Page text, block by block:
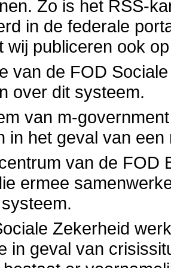
Zo is het RSS-
in de federale
wij publiceren ook
van de FOD
over dit systeem.
van m-
in het geval van
van de FOD
ermee
Zekerheid
in geval van